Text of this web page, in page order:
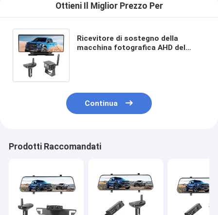
Ottieni Il Miglior Prezzo Per
Ricevitore di sostegno della
macchina fotografica AHD del
Continua
Prodotti Raccomandati